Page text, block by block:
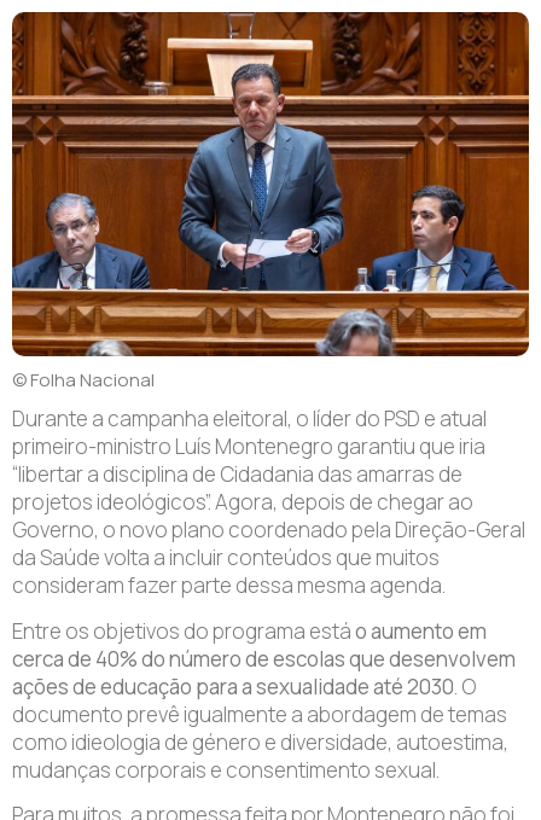
© Folha Nacional
Durante a campanha eleitoral, o líder do PSD e atual
primeiro-ministro Luís Montenegro garantiu que iria
“libertar a disciplina de Cidadania das amarras de
projetos ideológicos”. Agora, depois de chegar ao
Governo, o novo plano coordenado pela Direção-Geral
da Saúde volta a incluir conteúdos que muitos
consideram fazer parte dessa mesma agenda.
Entre os objetivos do programa estáo aumento em
cerca de 40% do número de escolas que desenvolvem
ações de educação para a sexualidade até 2030. O
documento prevê igualmente a abordagem de temas
como idieologia de género e diversidade, autoestima,
mudanças corporais e consentimento sexual.